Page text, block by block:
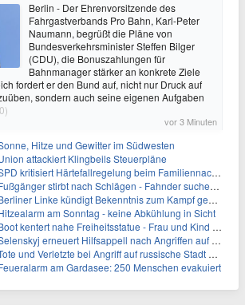
Berlin - Der Ehrenvorsitzende des
Fahrgastverbands Pro Bahn, Karl-Peter
Naumann, begrüßt die Pläne von
Bundesverkehrsminister Steffen Bilger
(CDU), die Bonuszahlungen für
Bahnmanager stärker an konkrete Ziele
fordert er den Bund auf, nicht nur Druck auf
sondern auch seine eigenen Aufgaben
vor 3 Minuten
Hitze und Gewitter im Südwesten
attackiert Klingbeils Steuerpläne
kritisiert Härtefallregelung beim Familiennachzug als zu streng
stirbt nach Schlägen - Fahnder suchen Autofahrer
Linke kündigt Bekenntnis zum Kampf gegen Antisemitismus an
am Sonntag - keine Abkühlung in Sicht
kentert nahe Freiheitsstatue - Frau und Kind sterben
erneuert Hilfsappell nach Angriffen auf mehrere Städte
und Verletzte bei Angriff auf russische Stadt Belgorod
am Gardasee: 250 Menschen evakuiert